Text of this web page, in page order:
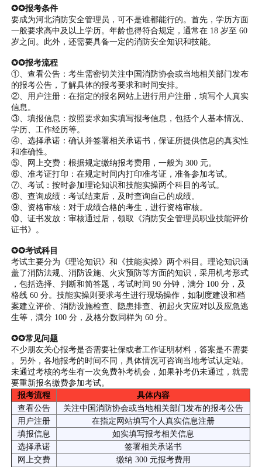
✪✪报考条件
要成为河北消防安全管理员，可不是谁都能行的。首先，学历方面
一般要求高中及以上学历。年龄也得符合规定，通常在 18 岁至 60
岁之间。此外，还需要具备一定的消防安全知识和技能。
✪✪报考流程
①、查看公告：考生需密切关注中国消防协会或当地相关部门发布
的报考公告，了解具体的报考要求和时间安排。
②、用户注册：在指定的报名网站上进行用户注册，填写个人真实
信息。
③、填报信息：按照要求如实填写报考信息，包括个人基本情况、
学历、工作经历等。
④、选择承诺：确认并签署相关承诺书，保证所提供信息的真实性
和准确性。
⑤、网上交费：根据规定缴纳报考费用，一般为 300 元。
⑥、准考证打印：在规定时间内打印准考证，准备参加考试。
⑦、考试：按时参加理论知识和技能实操两个科目的考试。
⑧、查询成绩：考试结束后，及时查询自己的成绩。
⑨、资格审核：对于成绩合格的考生，进行资格审核。
⑩、证书发放：审核通过后，领取《消防安全管理员职业技能评价
证书》。
✪✪考试科目
考试主要分为《理论知识》和《技能实操》两个科目。理论知识涵
盖了消防法规、消防设施、火灾预防等方面的知识，采用机考形式
，包括选择、判断和简答题，考试时间 90 分钟，满分 100 分，及
格线 60 分。技能实操则要求考生进行现场操作，如制度建设和档
案建立评价、消防设施检查、隐患排查、初起火灾应对以及应急逃
生等，满分 100 分，及格分数同样为 60 分。
✪✪常见问题
不少朋友关心报考是否需要社保或者工作证明材料，答案是不需要
。另外，各地报考的时间不同，具体情况可咨询当地考试认定站。
未通过考核的考生有一次免费补考机会，如果补考仍未通过，就需
要重新报名缴费参加考试。
报考流程
具体内容
查看公告
关注中国消防协会或当地相关部门发布的报考公告
用户注册
在指定网站填写个人真实信息注册
填报信息
如实填写报考相关信息
选择承诺
签署相关承诺书
网上交费
缴纳 300 元报考费用